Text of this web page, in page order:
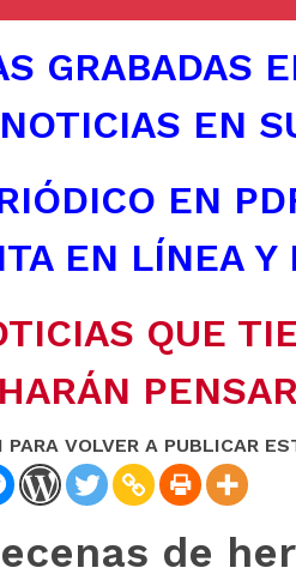
GRABADAS
EN
EN
EN LÍNEA Y
QUE
PENSAR
VOLVER A PUBLICAR
de